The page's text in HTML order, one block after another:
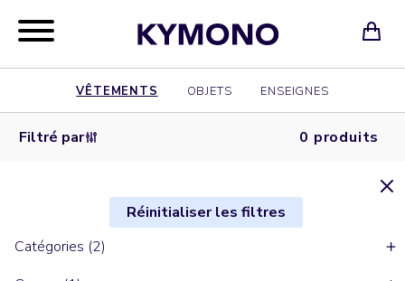
VÊTEMENTS OBJETS ENSEIGNES
Filtré par 0 produits
Réinitialiser les filtres
Catégories (2)